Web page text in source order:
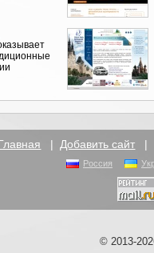
| Добавить сайт |
Россия
© 2013-